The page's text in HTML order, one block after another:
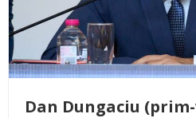
Dan Dungaciu